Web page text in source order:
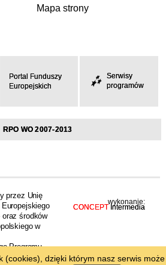
Mapa strony
Portal Funduszy
Europejskich
Serwisy
programów
RPO WO 2007-2013
przez Unię
oraz środków
w
Programu
Opolskiego
wykonanie:
CONCEPTIntermedia
(cookies), dzięki którym nasz serwis może